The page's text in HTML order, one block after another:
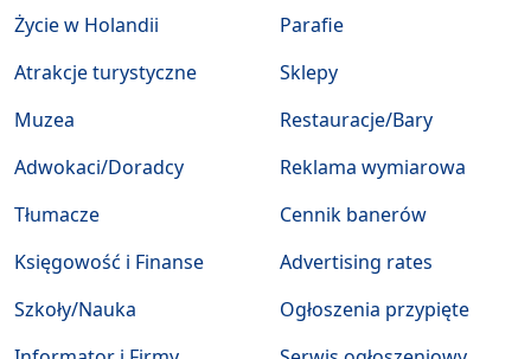
Życie w Holandii
Atrakcje turystyczne
Muzea
Parafie
Sklepy
Restauracje/Bary
Adwokaci/Doradcy
Tłumacze
Księgowość i Finanse
Szkoły/Nauka
Reklama wymiarowa
Cennik banerów
Advertising rates
Ogłoszenia przypięte